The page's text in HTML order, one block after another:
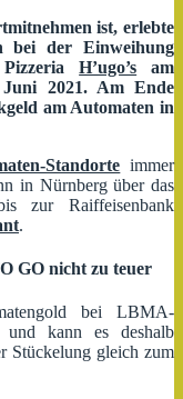
ist, erlebte
bei der Einweihung
PizzeriaH’ugo’s am
2021. Am Ende
am Automaten in
Standorte immer
in Nürnberg über das
zur Raiffeisenbank
.
GO nicht zu teuer
bei LBMA-
und kann es deshalb
Stückelung gleich zum